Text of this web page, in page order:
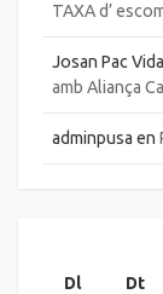
TAXA d’
Josan Pac
amb Aliança
adminpusa en
Dl
Dt